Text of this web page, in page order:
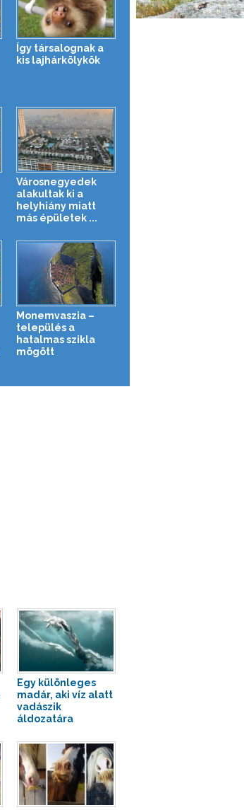
Így társalognak a
kis lajhárkölykök
Városnegyedek
alakultak ki a
helyhiány miatt
más épületek ...
Monemvaszia –
település a
hatalmas szikla
mögött
Egy különleges
madár, aki víz alatt
vadászik
áldozatára